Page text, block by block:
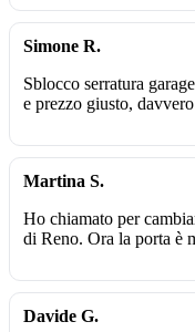
Simone R.
Sblocco serratura
e prezzo giusto,
Martina S.
Ho chiamato per
di Reno. Ora la porta è
Davide G.